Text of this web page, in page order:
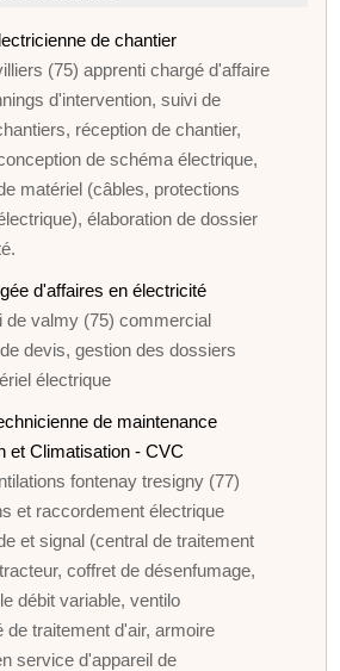
de chantier
(75) apprenti chargé d'affaire
d'intervention, suivi de
réception de chantier,
de schéma électrique,
matériel (câbles, protections
élaboration de dossier
d'affaires en électricité
de valmy (75) commercial
devis, gestion des dossiers
électrique
de maintenance
et Climatisation - CVC
fontenay tresigny (77)
et raccordement électrique
et signal (central de traitement
coffret de désenfumage,
débit variable, ventilo
de traitement d'air, armoire
service d'appareil de